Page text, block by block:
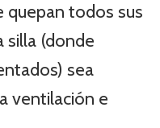
quepan todos sus
silla (donde
sea
ventilación e